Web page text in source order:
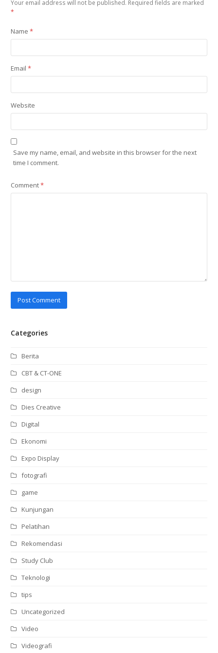
Your email address will not be published. Required fields are marked
*
Name*
Email*
Website
Save my name, email, and website in this browser for the next
time I comment.
Comment*
Categories
Berita
CBT & CT-ONE
design
Dies Creative
Digital
Ekonomi
Expo Display
fotografi
game
Kunjungan
Pelatihan
Rekomendasi
Study Club
Teknologi
tips
Uncategorized
Video
Videografi